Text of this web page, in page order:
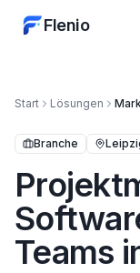
Flenio
Start Lösungen
Branche
Teams